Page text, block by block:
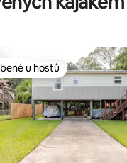
u hostů
u hostů